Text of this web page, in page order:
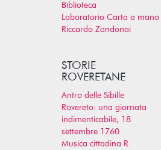
Biblioteca
Laboratorio Carta a mano
Riccardo Zandonai
STORIE
ROVERETANE
Antro delle Sibille
Rovereto: una giornata
indimenticabile, 18
settembre 1760
Musica cittadina R.